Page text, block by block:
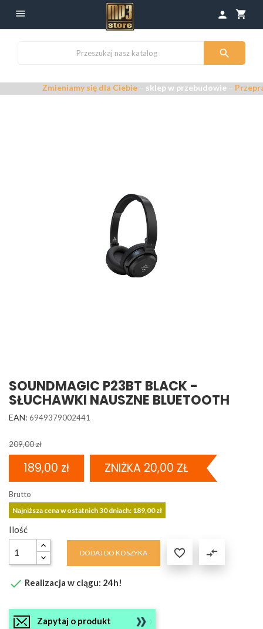
 shopping_cart
person

się dla Ciebie– sklep w przebudowie –Przepraszamy za
SOUNDMAGIC P23BT BLACK -
SŁUCHAWKI NAUSZNE BLUETOOTH
EAN: 6949379002441
209,00 zł
189,00 zł ZNIŻKA 20,00 ZŁ
Brutto
Najniższa cena w ostatnich 30 dniach: 189,00 zł
Ilość
DODAJ DO KOSZYKA  compare_arrows
 Realizacja w ciągu: 24h!
Zapytaj o produkt